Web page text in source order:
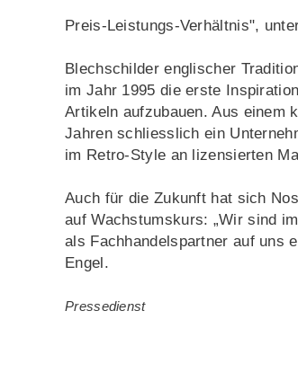
Preis-Leistungs-Verhältnis",
Blechschilder englischer
im Jahr 1995 die erste
Artikeln aufzubauen. Aus einem
Jahren schliesslich ein
im Retro-Style an lizensierten
Auch für die Zukunft hat sich
auf Wachstumskurs: „Wir sind
als Fachhandelspartner auf uns
Engel.
Pressedienst